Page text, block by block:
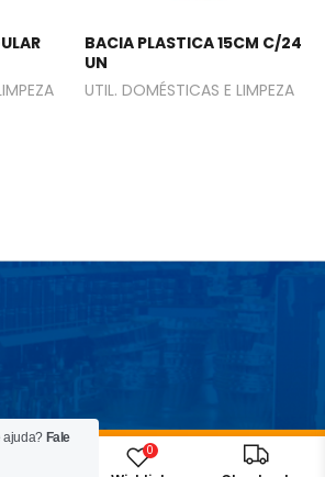
0
BACIA PLASTICA 15CM C/24
UN
UTIL. DOMÉSTICAS E LIMPEZA
ajuda? Fale